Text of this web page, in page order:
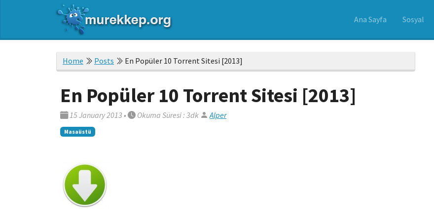
Ana Sayfa Sosyal
Home Posts En Popüler 10 Torrent Sitesi [2013]
En Popüler 10 Torrent Sitesi [2013]
15 January 2013• Okuma Süresi : 3dk Alper
Masaüstü